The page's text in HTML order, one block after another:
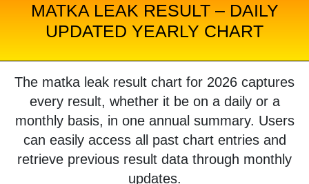
MATKA LEAK RESULT – DAILY
UPDATED YEARLY CHART
The matka leak result chart for 2026 captures
every result, whether it be on a daily or a
monthly basis, in one annual summary. Users
can easily access all past chart entries and
retrieve previous result data through monthly
updates.